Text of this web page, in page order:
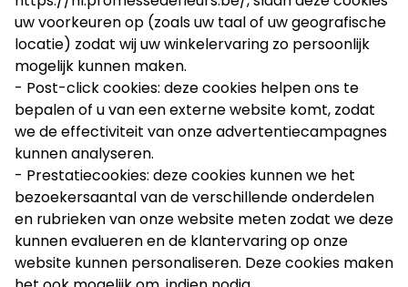
uw voorkeuren op (zoals uw taal of uw geografische
locatie) zodat wij uw winkelervaring zo persoonlijk
mogelijk kunnen maken.
- Post-click cookies: deze cookies helpen ons te
bepalen of u van een externe website komt, zodat
we de effectiviteit van onze advertentiecampagnes
kunnen analyseren.
- Prestatiecookies: deze cookies kunnen we het
bezoekersaantal van de verschillende onderdelen
en rubrieken van onze website meten zodat we deze
kunnen evalueren en de klantervaring op onze
website kunnen personaliseren. Deze cookies maken